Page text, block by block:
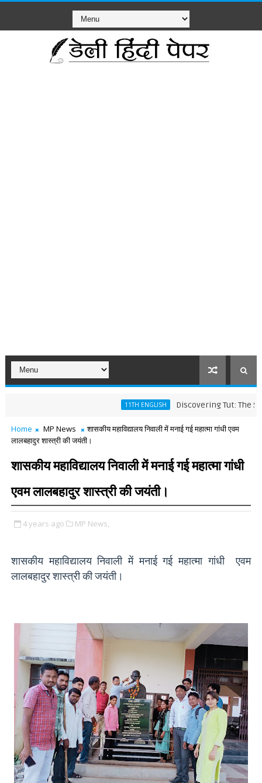
11TH ENGLISH Discovering Tut: The Saga
Home MP News
शासकीय महाविद्यालय निवाली में मनाई गई महात्मा गांधी एवम
लालबहादुर शास्त्री की जयंती।
शासकीय महाविद्यालय निवाली में मनाई गई महात्मा गांधी
एवम लालबहादुर शास्त्री की जयंती।
4 years ago MP News,
शासकीय महाविद्यालय निवाली में मनाई गई महात्मा गांधी एवम
लालबहादुर शास्त्री की जयंती।